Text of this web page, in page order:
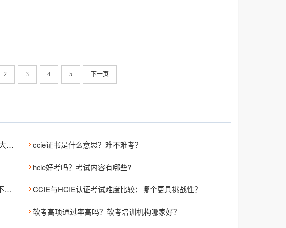
2 3 4 5 下一页
软考高级系统架构师考试通过率高吗？提高通过率的6大策略 ccie证书是什么意思？难不难考？
hcie好考吗？考试内容有哪些?
其他非eigrp协议重分布到eigrp中时后面的那些参数能不能不写 CCIE与HCIE认证考试难度比较：哪个更具挑战性？
软考高项通过率高吗？软考培训机构哪家好？